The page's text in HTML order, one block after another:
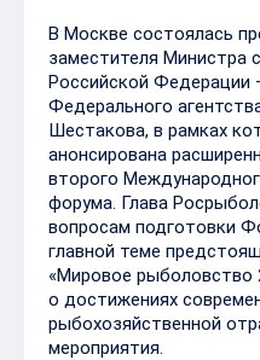
В Москве состоялась
заместителя Министра
Российской Федерации
Федерального
Шестакова, в рамках
анонсирована
второго
форума. Глава
вопросам подготовки
главной теме
«Мировое рыболовство
о достижениях
рыбохозяйственной
мероприятия.